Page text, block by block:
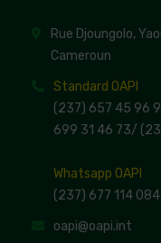
Rue Djoungolo,
Cameroun
Standard OAPI
(237) 657 45 96
699 31 46 73/
Whatsapp OAPI
(237) 677 114 084
oapi@oapi.int